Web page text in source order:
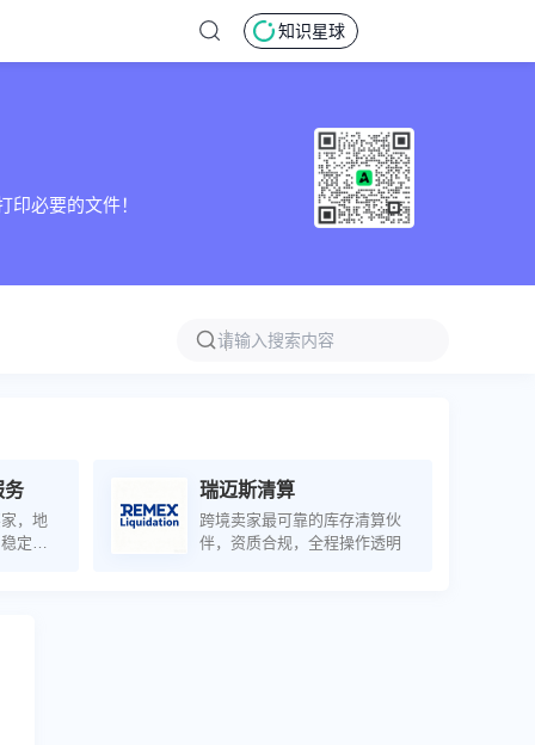
知识星球
必要的文件！
务
，地
定高
瑞迈斯清算
跨境卖家最可靠的库存清算伙
伴，资质合规，全程操作透明